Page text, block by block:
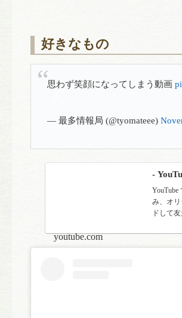
好きなもの
思わず笑顔になってしまう動画
— 最多情報局 (@tyomateee)
-
み、オ
ドして
youtube.com